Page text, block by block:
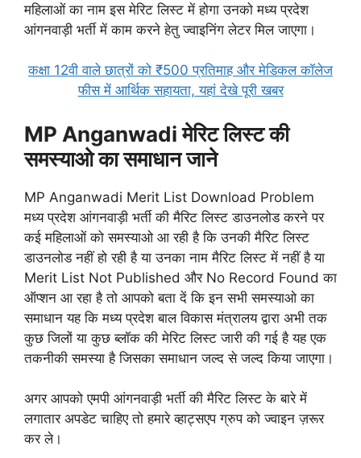
महिलाओं का नाम इस मेरिट लिस्ट में होगा उनको मध्य प्रदेश
आंगनवाड़ी भर्ती में काम करने हेतु ज्वाइनिंग लेटर मिल जाएगा।
कक्षा 12वी वाले छात्रों को ₹500 प्रतिमाह और मेडिकल कॉलेज
फीस में आर्थिक सहायता, यहां देखे पूरी खबर
MP Anganwadi मेरिट लिस्ट की
समस्याओ का समाधान जाने
MP Anganwadi Merit List Download Problem
मध्य प्रदेश आंगनवाड़ी भर्ती की मैरिट लिस्ट डाउनलोड करने पर
कई महिलाओं को समस्याओ आ रही है कि उनकी मैरिट लिस्ट
डाउनलोड नहीं हो रही है या उनका नाम मैरिट लिस्ट में नहीं है या
Merit List Not Published और No Record Found का
ऑप्शन आ रहा है तो आपको बता दें कि इन सभी समस्याओ का
समाधान यह कि मध्य प्रदेश बाल विकास मंत्रालय द्वारा अभी तक
कुछ जिलों या कुछ ब्लॉक की मेरिट लिस्ट जारी की गई है यह एक
तकनीकी समस्या है जिसका समाधान जल्द से जल्द किया जाएगा।
अगर आपको एमपी आंगनवाड़ी भर्ती की मैरिट लिस्ट के बारे में
लगातार अपडेट चाहिए तो हमारे व्हाट्सएप ग्रुप को ज्वाइन ज़रूर
कर ले।